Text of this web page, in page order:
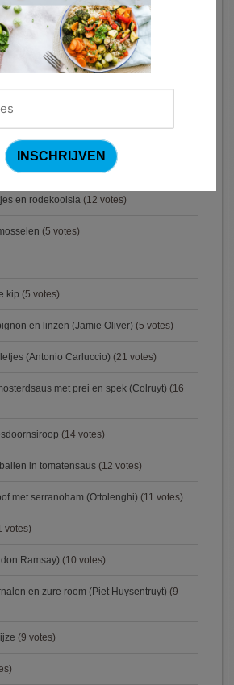
en rodekoolsla (12 votes)
(5 votes)
kip (5 votes)
en linzen (Jamie Oliver) (5 votes)
(Antonio Carluccio) (21 votes)
met prei en spek (Colruyt) (16
(14 votes)
in tomatensaus (12 votes)
met serranoham (Ottolenghi) (11 votes)
votes)
Ramsay) (10 votes)
en zure room (Piet Huysentruyt) (9
(9 votes)